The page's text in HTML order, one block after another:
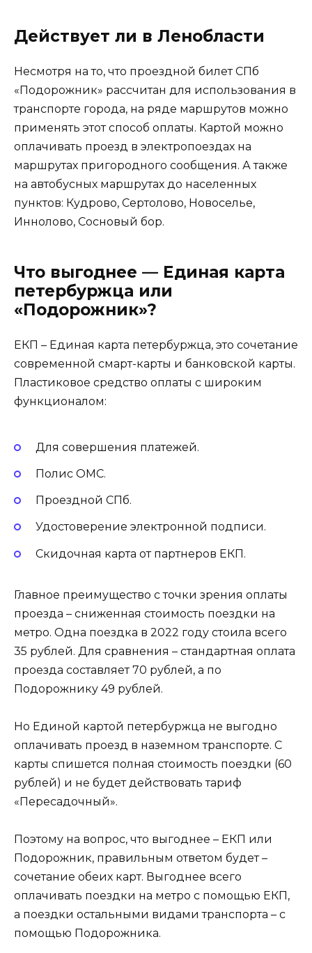
Действует ли в Ленобласти
Несмотря на то, что проездной билет СПб
«Подорожник» рассчитан для использования в
транспорте города, на ряде маршрутов можно
применять этот способ оплаты. Картой можно
оплачивать проезд в электропоездах на
маршрутах пригородного сообщения. А также
на автобусных маршрутах до населенных
пунктов: Кудрово, Сертолово, Новоселье,
Иннолово, Сосновый бор.
Что выгоднее — Единая карта
петербуржца или
«Подорожник»?
ЕКП – Единая карта петербуржца, это сочетание
современной смарт-карты и банковской карты.
Пластиковое средство оплаты с широким
функционалом:
Для совершения платежей.
Полис ОМС.
Проездной СПб.
Удостоверение электронной подписи.
Скидочная карта от партнеров ЕКП.
Главное преимущество с точки зрения оплаты
проезда – сниженная стоимость поездки на
метро. Одна поездка в 2022 году стоила всего
35 рублей. Для сравнения – стандартная оплата
проезда составляет 70 рублей, а по
Подорожнику 49 рублей.
Но Единой картой петербуржца не выгодно
оплачивать проезд в наземном транспорте. С
карты спишется полная стоимость поездки (60
рублей) и не будет действовать тариф
«Пересадочный».
Поэтому на вопрос, что выгоднее – ЕКП или
Подорожник, правильным ответом будет –
сочетание обеих карт. Выгоднее всего
оплачивать поездки на метро с помощью ЕКП,
а поездки остальными видами транспорта – с
помощью Подорожника.